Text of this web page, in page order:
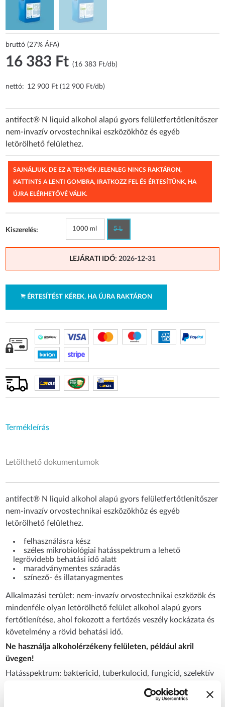
bruttó (27% ÁFA)
16 383 Ft(16 383 Ft/db)
nettó: 12 900 Ft (12 900 Ft/db)
antifect® N liquid alkohol alapú gyors felületfertőtlenítőszer
nem-invazív orvostechnikai eszközökhöz és egyéb
letörölhető felülethez.
SAJNÁLJUK, DE EZ A TERMÉK JELENLEG NINCS RAKTÁRON,
KATTINTS A LENTI GOMBRA, IRATKOZZ FEL ÉS ÉRTESÍTÜNK, HA
ÚJRA ELÉRHETŐVÉ VÁLIK.
Kiszerelés: 1000 ml 5 L
LEJÁRATI IDŐ: 2026-12-31
ÉRTESÍTÉST KÉREK, HA ÚJRA RAKTÁRON
Termékleírás
Letölthető dokumentumok
antifect® N liquid alkohol alapú gyors felületfertőtlenítőszer
nem-invazív orvostechnikai eszközökhöz és egyéb
letörölhető felülethez.
felhasználásra kész
széles mikrobiológiai hatásspektrum a lehető
legrövidebb behatási idő alatt
maradványmentes száradás
színező- és illatanyagmentes
Alkalmazási terület: nem-invazív orvostechnikai eszközök és
mindenféle olyan letörölhető felület alkohol alapú gyors
fertőtlenítése, ahol fokozott a fertőzés veszély kockázata és
követelmény a rövid behatási idő.
Ne használja alkoholérzékeny felületen, például akril
üvegen!
Hatásspektrum: baktericid, tuberkulocid, fungicid, szelektív